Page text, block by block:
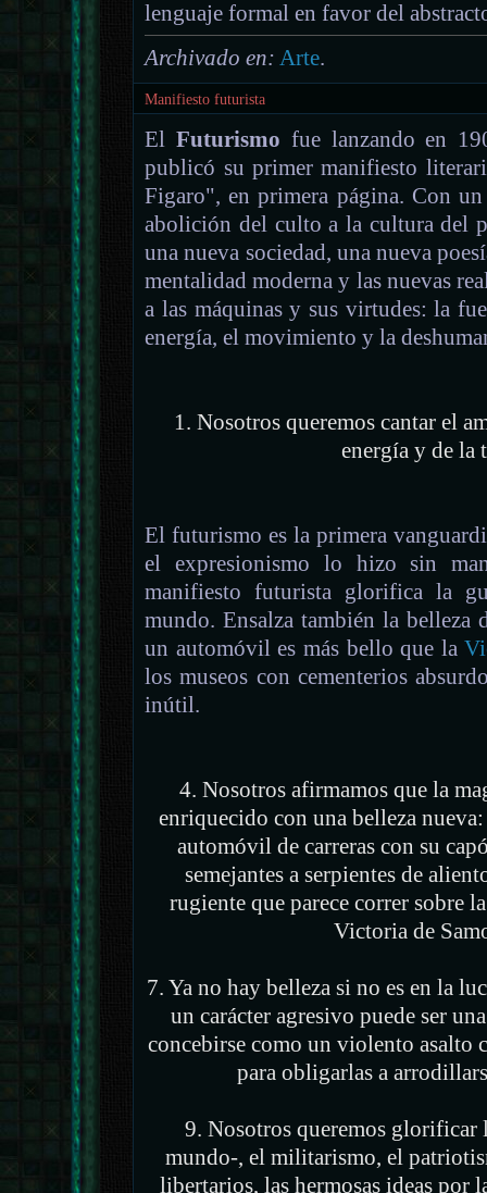
lenguaje formal en favor del
Archivado en: Arte.
Manifiesto futurista
El Futurismo fue lanzando en
publicó su primer manifiesto
Figaro", en primera página. Con
abolición del culto a la cultura del
una nueva sociedad, una nueva
mentalidad moderna y las nuevas
a las máquinas y sus virtudes: la
energía, el movimiento y la
1. Nosotros queremos cantar el
energía y de la
El futurismo es la primera
el expresionismo lo hizo sin
manifiesto futurista glorifica la
mundo. Ensalza también la belleza
un automóvil es más bello que la
los museos con cementerios
inútil.
4. Nosotros afirmamos que la
enriquecido con una belleza
automóvil de carreras con su
semejantes a serpientes de
rugiente que parece correr sobre
Victoria de
7. Ya no hay belleza si no es en la
un carácter agresivo puede ser
concebirse como un violento asalto
para obligarlas a
9. Nosotros queremos glorificar
mundo-, el militarismo, el
libertarios, las hermosas ideas por